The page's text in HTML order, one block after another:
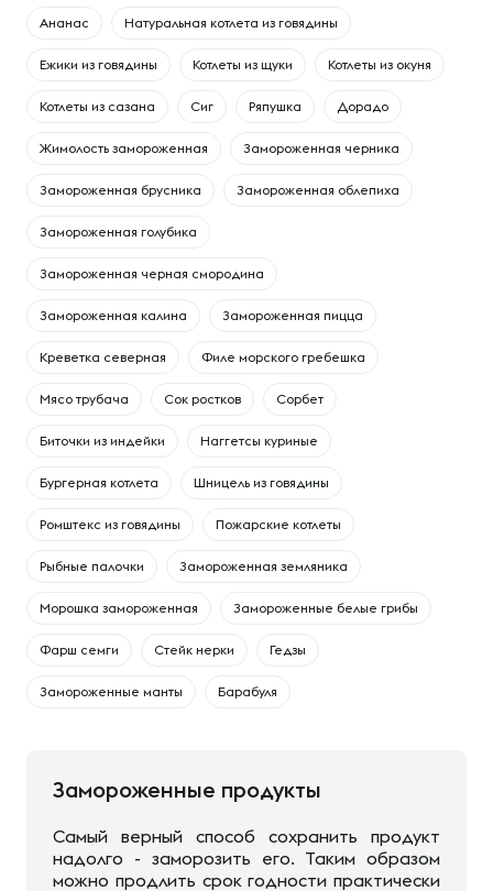
Ананас Натуральная котлета из говядины
Ежики из говядины Котлеты из щуки Котлеты из окуня
Котлеты из сазана Сиг Ряпушка Дорадо
Жимолость замороженная Замороженная черника
Замороженная брусника Замороженная облепиха
Замороженная голубика
Замороженная черная смородина
Замороженная калина Замороженная пицца
Креветка северная Филе морского гребешка
Мясо трубача Сок ростков Сорбет
Биточки из индейки Наггетсы куриные
Бургерная котлета Шницель из говядины
Ромштекс из говядины Пожарские котлеты
Рыбные палочки Замороженная земляника
Морошка замороженная Замороженные белые грибы
Фарш семги Стейк нерки Гедзы
Замороженные манты Барабуля
Замороженные продукты
Самый верный способ сохранить продукт
надолго - заморозить его. Таким образом
можно продлить срок годности практически